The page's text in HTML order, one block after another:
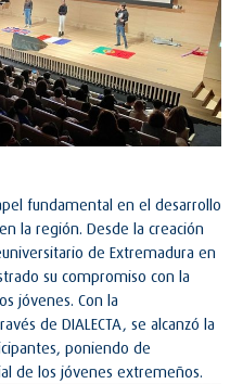
fundamental en el desarrollo
la región. Desde la creación
de Extremadura en
su compromiso con la
jóvenes. Con la
de DIALECTA, se alcanzó la
poniendo de
de los jóvenes extremeños.